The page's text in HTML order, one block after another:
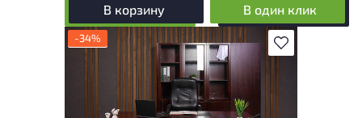
В корзину В один клик
В избранное
-34%